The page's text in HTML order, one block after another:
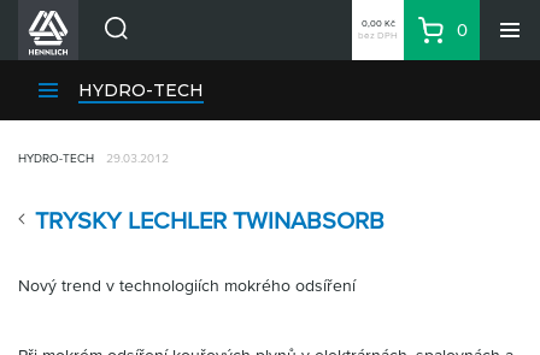
Divize HENNLICH
Aktuality
O firmě
0,00 Kč
bez DPH
Košík
0
HYDRO-TECH
TRYSKY LECHLER TWINABSORB
HYDRO-TECH 29.03.2012
Nový trend v technologiích mokrého odsíření